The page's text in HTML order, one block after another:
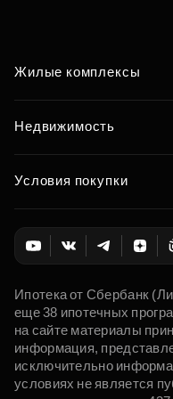
Жилые комплексы
Недвижимость
Условия покупки
Ипотека от Сбербанк
еще 38 ипотечных
на сайте материалы
информация,
исключительно
условиях не является